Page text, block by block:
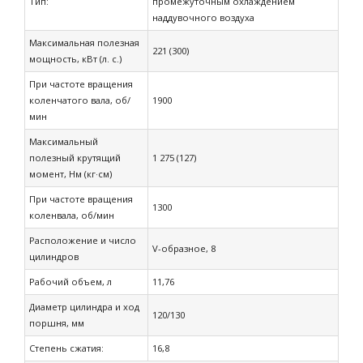
наддувочного воздуха
Максимальная полезная
мощность, кВт (л. с.)
221 (300)
При частоте вращения
коленчатого вала, об/
мин
1900
Максимальный
полезный крутящий
момент, Нм (кг·см)
1 275 (127)
При частоте вращения
коленвала, об/мин
1300
Расположение и число
цилиндров
V-образное, 8
Рабочий объем, л 11,76
Диаметр цилиндра и ход
поршня, мм
120/130
Степень сжатия: 16,8